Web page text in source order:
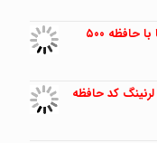
برد کرکره برقی ساید فول کانال هاپینگ کد بتا با حافظه ۵۰۰
لرنینگ کد حافظه